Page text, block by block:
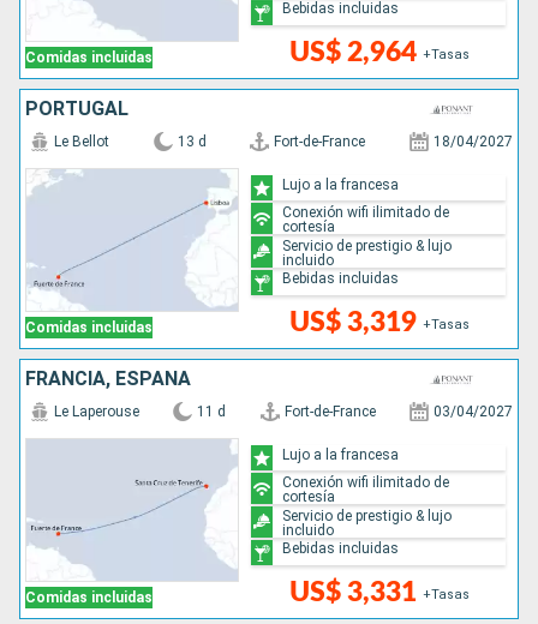
Comidas incluidas US$ 2,964 +Tasas
Bebidas incluidas
PORTUGAL
Comidas incluidas
Le Bellot 13 d Fort-de-France 18/04/2027
US$ 3,319 +Tasas
Lujo a la francesa
Conexión wifi ilimitado de
cortesía
Servicio de prestigio & lujo
incluido
Bebidas incluidas
FRANCIA, ESPAÑA
Comidas incluidas
Le Laperouse 11 d Fort-de-France 03/04/2027
US$ 3,331 +Tasas
Lujo a la francesa
Conexión wifi ilimitado de
cortesía
Servicio de prestigio & lujo
incluido
Bebidas incluidas